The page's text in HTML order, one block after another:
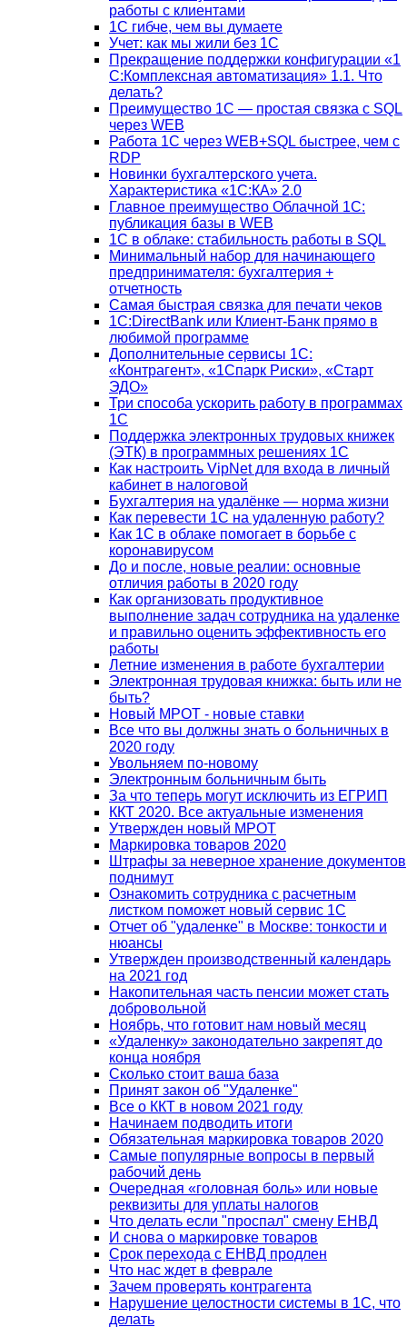
работы с клиентами
1С гибче, чем вы думаете
Учет: как мы жили без 1С
Прекращение поддержки конфигурации «1
С:Комплексная автоматизация» 1.1. Что
делать?
Преимущество 1С — простая связка с SQL
через WEB
Работа 1С через WEB+SQL быстрее, чем с
RDP
Новинки бухгалтерского учета.
Характеристика «1С:КА» 2.0
Главное преимущество Облачной 1С:
публикация базы в WEB
1С в облаке: стабильность работы в SQL
Минимальный набор для начинающего
предпринимателя: бухгалтерия +
отчетность
Самая быстрая связка для печати чеков
1С:DirectBank или Клиент-Банк прямо в
любимой программе
Дополнительные сервисы 1С:
«Контрагент», «1Спарк Риски», «Старт
ЭДО»
Три способа ускорить работу в программах
1С
Поддержка электронных трудовых книжек
(ЭТК) в программных решениях 1С
Как настроить VipNet для входа в личный
кабинет в налоговой
Бухгалтерия на удалёнке — норма жизни
Как перевести 1С на удаленную работу?
Как 1С в облаке помогает в борьбе с
коронавирусом
До и после, новые реалии: основные
отличия работы в 2020 году
Как организовать продуктивное
выполнение задач сотрудника на удаленке
и правильно оценить эффективность его
работы
Летние изменения в работе бухгалтерии
Электронная трудовая книжка: быть или не
быть?
Новый МРОТ - новые ставки
Все что вы должны знать о больничных в
2020 году
Увольняем по-новому
Электронным больничным быть
За что теперь могут исключить из ЕГРИП
ККТ 2020. Все актуальные изменения
Утвержден новый МРОТ
Маркировка товаров 2020
Штрафы за неверное хранение документов
поднимут
Ознакомить сотрудника с расчетным
листком поможет новый сервис 1С
Отчет об "удаленке" в Москве: тонкости и
нюансы
Утвержден производственный календарь
на 2021 год
Накопительная часть пенсии может стать
добровольной
Ноябрь, что готовит нам новый месяц
«Удаленку» законодательно закрепят до
конца ноября
Сколько стоит ваша база
Принят закон об "Удаленке"
Все о ККТ в новом 2021 году
Начинаем подводить итоги
Обязательная маркировка товаров 2020
Самые популярные вопросы в первый
рабочий день
Очередная «головная боль» или новые
реквизиты для уплаты налогов
Что делать если "проспал" смену ЕНВД
И снова о маркировке товаров
Срок перехода с ЕНВД продлен
Что нас ждет в феврале
Зачем проверять контрагента
Нарушение целостности системы в 1С, что
делать